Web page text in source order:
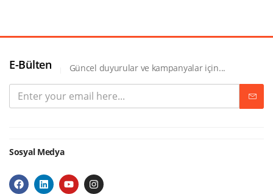
E-Bülten Güncel duyurular ve kampanyalar için...
Sosyal Medya